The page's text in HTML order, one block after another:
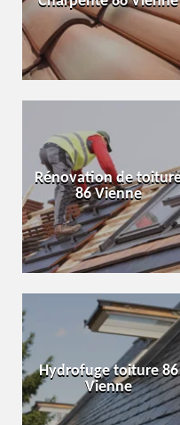
Rénovation de
86 Vienne
Hydrofuge toiture 86
Vienne